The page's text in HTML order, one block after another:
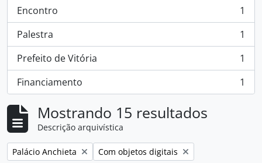
Encontro
, 1 resultados
1
Palestra
, 1 resultados
1
Prefeito de Vitória
, 1 resultados
1
Financiamento
, 1 resultados 1
Mostrando 15 resultados
Descrição arquivística
Remover filtro:
Palácio Anchieta Remover filtro:
Com objetos digitais